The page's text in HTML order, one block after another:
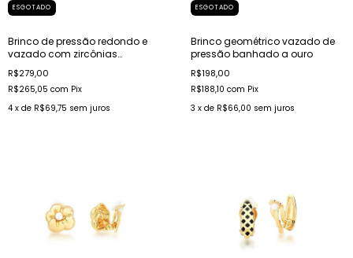
ESGOTADO
Brinco de pressão redondo e
vazado com zircônias
banhado a ouro
R$279,00
R$265,05 com Pix
4 x de R$69,75 sem juros
ESGOTADO
Brinco geométrico vazado de
pressão banhado a ouro
R$198,00
R$188,10 com Pix
3 x de R$66,00 sem juros